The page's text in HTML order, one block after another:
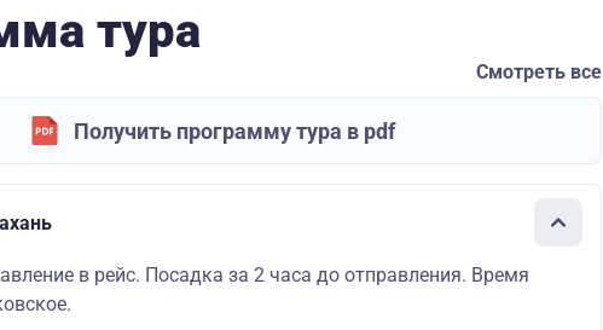
тура
Смотреть все
Получить программу тура в pdf
в рейс. Посадка за 2 часа до отправления. Время